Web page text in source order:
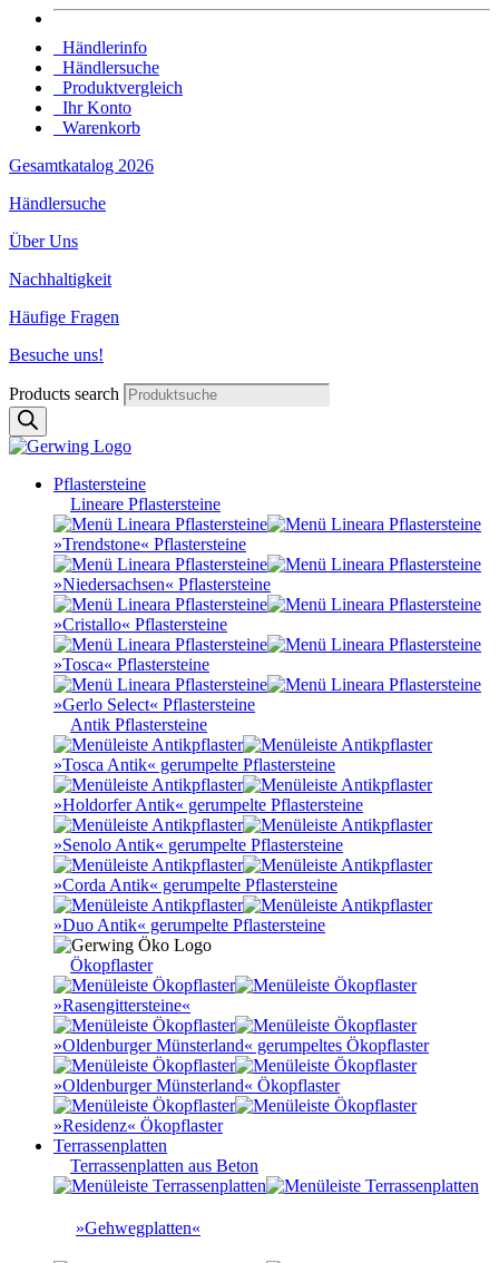
Händlerinfo
Händlersuche
Produktvergleich
Ihr Konto
Warenkorb
Gesamtkatalog 2026
Händlersuche
Über Uns
Nachhaltigkeit
Häufige Fragen
Besuche uns!
Products search
Pflastersteine
Lineare Pflastersteine
»Trendstone« Pflastersteine
»Niedersachsen« Pflastersteine
»Cristallo« Pflastersteine
»Tosca« Pflastersteine
»Gerlo Select« Pflastersteine
Antik Pflastersteine
»Tosca Antik« gerumpelte Pflastersteine
»Holdorfer Antik« gerumpelte Pflastersteine
»Senolo Antik« gerumpelte Pflastersteine
»Corda Antik« gerumpelte Pflastersteine
»Duo Antik« gerumpelte Pflastersteine
Ökopflaster
»Rasengittersteine«
»Oldenburger Münsterland« gerumpeltes Ökopflaster
»Oldenburger Münsterland« Ökopflaster
»Residenz« Ökopflaster
Terrassenplatten
Terrassenplatten aus Beton
»Gehwegplatten«